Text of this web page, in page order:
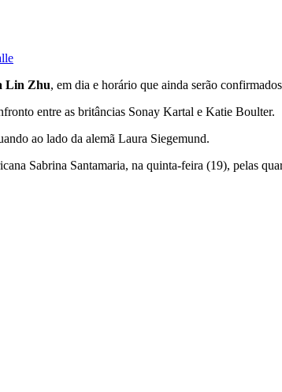
Lin Zhu, em dia e horário que ainda serão
entre as britâncias Sonay Kartal e Katie Boulter.
ao lado da alemã Laura Siegemund.
Sabrina Santamaria, na quinta-feira (19), pelas